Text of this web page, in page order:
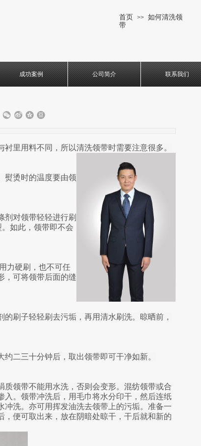
首页 >> 如何清洗领
带
成功案例 公司简介 联系我们
衬里用料不同，所以清洗领带时需要注意很多。
熨烫时的温度要由领
剂对领带轻轻进行刷
如此，领带即不会
力硬刷，也不可任
，可将领带后面的缝
刷子轻轻刷去污垢，再用清水刷洗。晾晒前，
二三十分钟后，取出领带即可干净如新。
领带不能用水洗，否则会变形。混纺领带或合
。领带冲洗后，用毛巾将水分印干，然后连纸
洗。亦可用挥发油洗去领带上的污垢。准备一
便可取出来，放在阴暗处晾干，干后就和新的